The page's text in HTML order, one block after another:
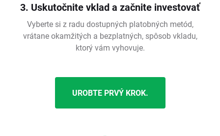
3. Uskutočnite vklad a začnite investovať
Vyberte si z radu dostupných platobných metód,
vrátane okamžitých a bezplatných, spôsob vkladu,
ktorý vám vyhovuje.
UROBTE PRVÝ KROK.